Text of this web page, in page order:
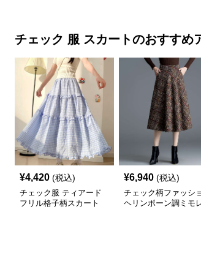
チェック 服 スカートのおすすめ
¥4,420 (税込)
チェック服 ティアード
フリル格子柄スカート
¥6,940 (税込)
チェック柄ファッシ
ヘリンボーン調ミモ